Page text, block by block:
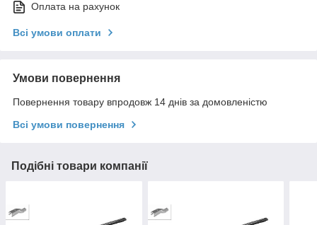
Оплата на рахунок
Всі умови оплати
Умови повернення
Повернення товару впродовж 14 днів за домовленістю
Всі умови повернення
Подібні товари компанії